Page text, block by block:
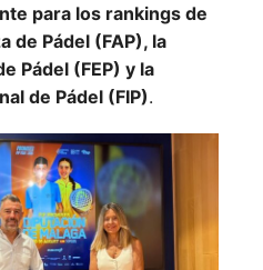
para los rankings de
de Pádel (FAP), la
Pádel (FEP) y la
de Pádel (FIP).